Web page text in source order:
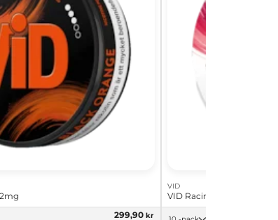
299,90 kr
VID
VID Racing Raspberry